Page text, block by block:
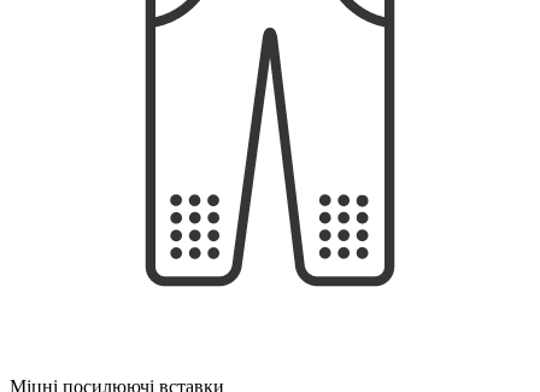
Міцні посилюючі вставки